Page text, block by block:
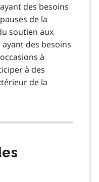
des besoins
de la
soutien aux
des besoins
à
à des
de la